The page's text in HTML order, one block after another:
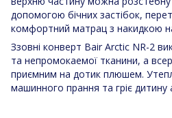
допомогою бічних застібок,
комфортний матрац з накидкою
Ззовні конверт Bair Arctic NR-2
та непромокаемої тканини, а
приємним на дотик плюшем.
машинного прання та гріє дитину